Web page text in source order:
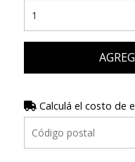
Calculá el costo de